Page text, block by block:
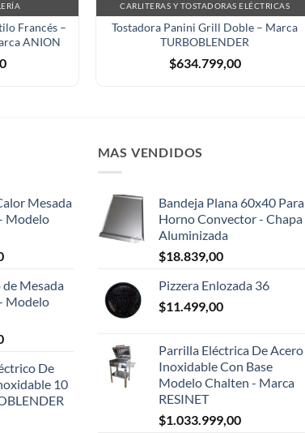
Francés –
ANION
CARLITERAS Y TOSTADORAS ELÉCTRICAS
Tostadora Panini Grill Doble – Marca
TURBOBLENDER
$634.799,00
Mesada
Modelo
Mesada
Modelo
De
10
MAS VENDIDOS
Bandeja Plana 60x40 Para
Horno Convector - Chapa
Aluminizada
$18.839,00
Pizzera Enlozada 36
$11.499,00
Parrilla Eléctrica De Acero
Inoxidable Con Base
Modelo Chalten - Marca
RESINET
$1.033.999,00